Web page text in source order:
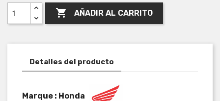
 AÑADIR AL CARRITO
Detalles del producto
Marque : Honda